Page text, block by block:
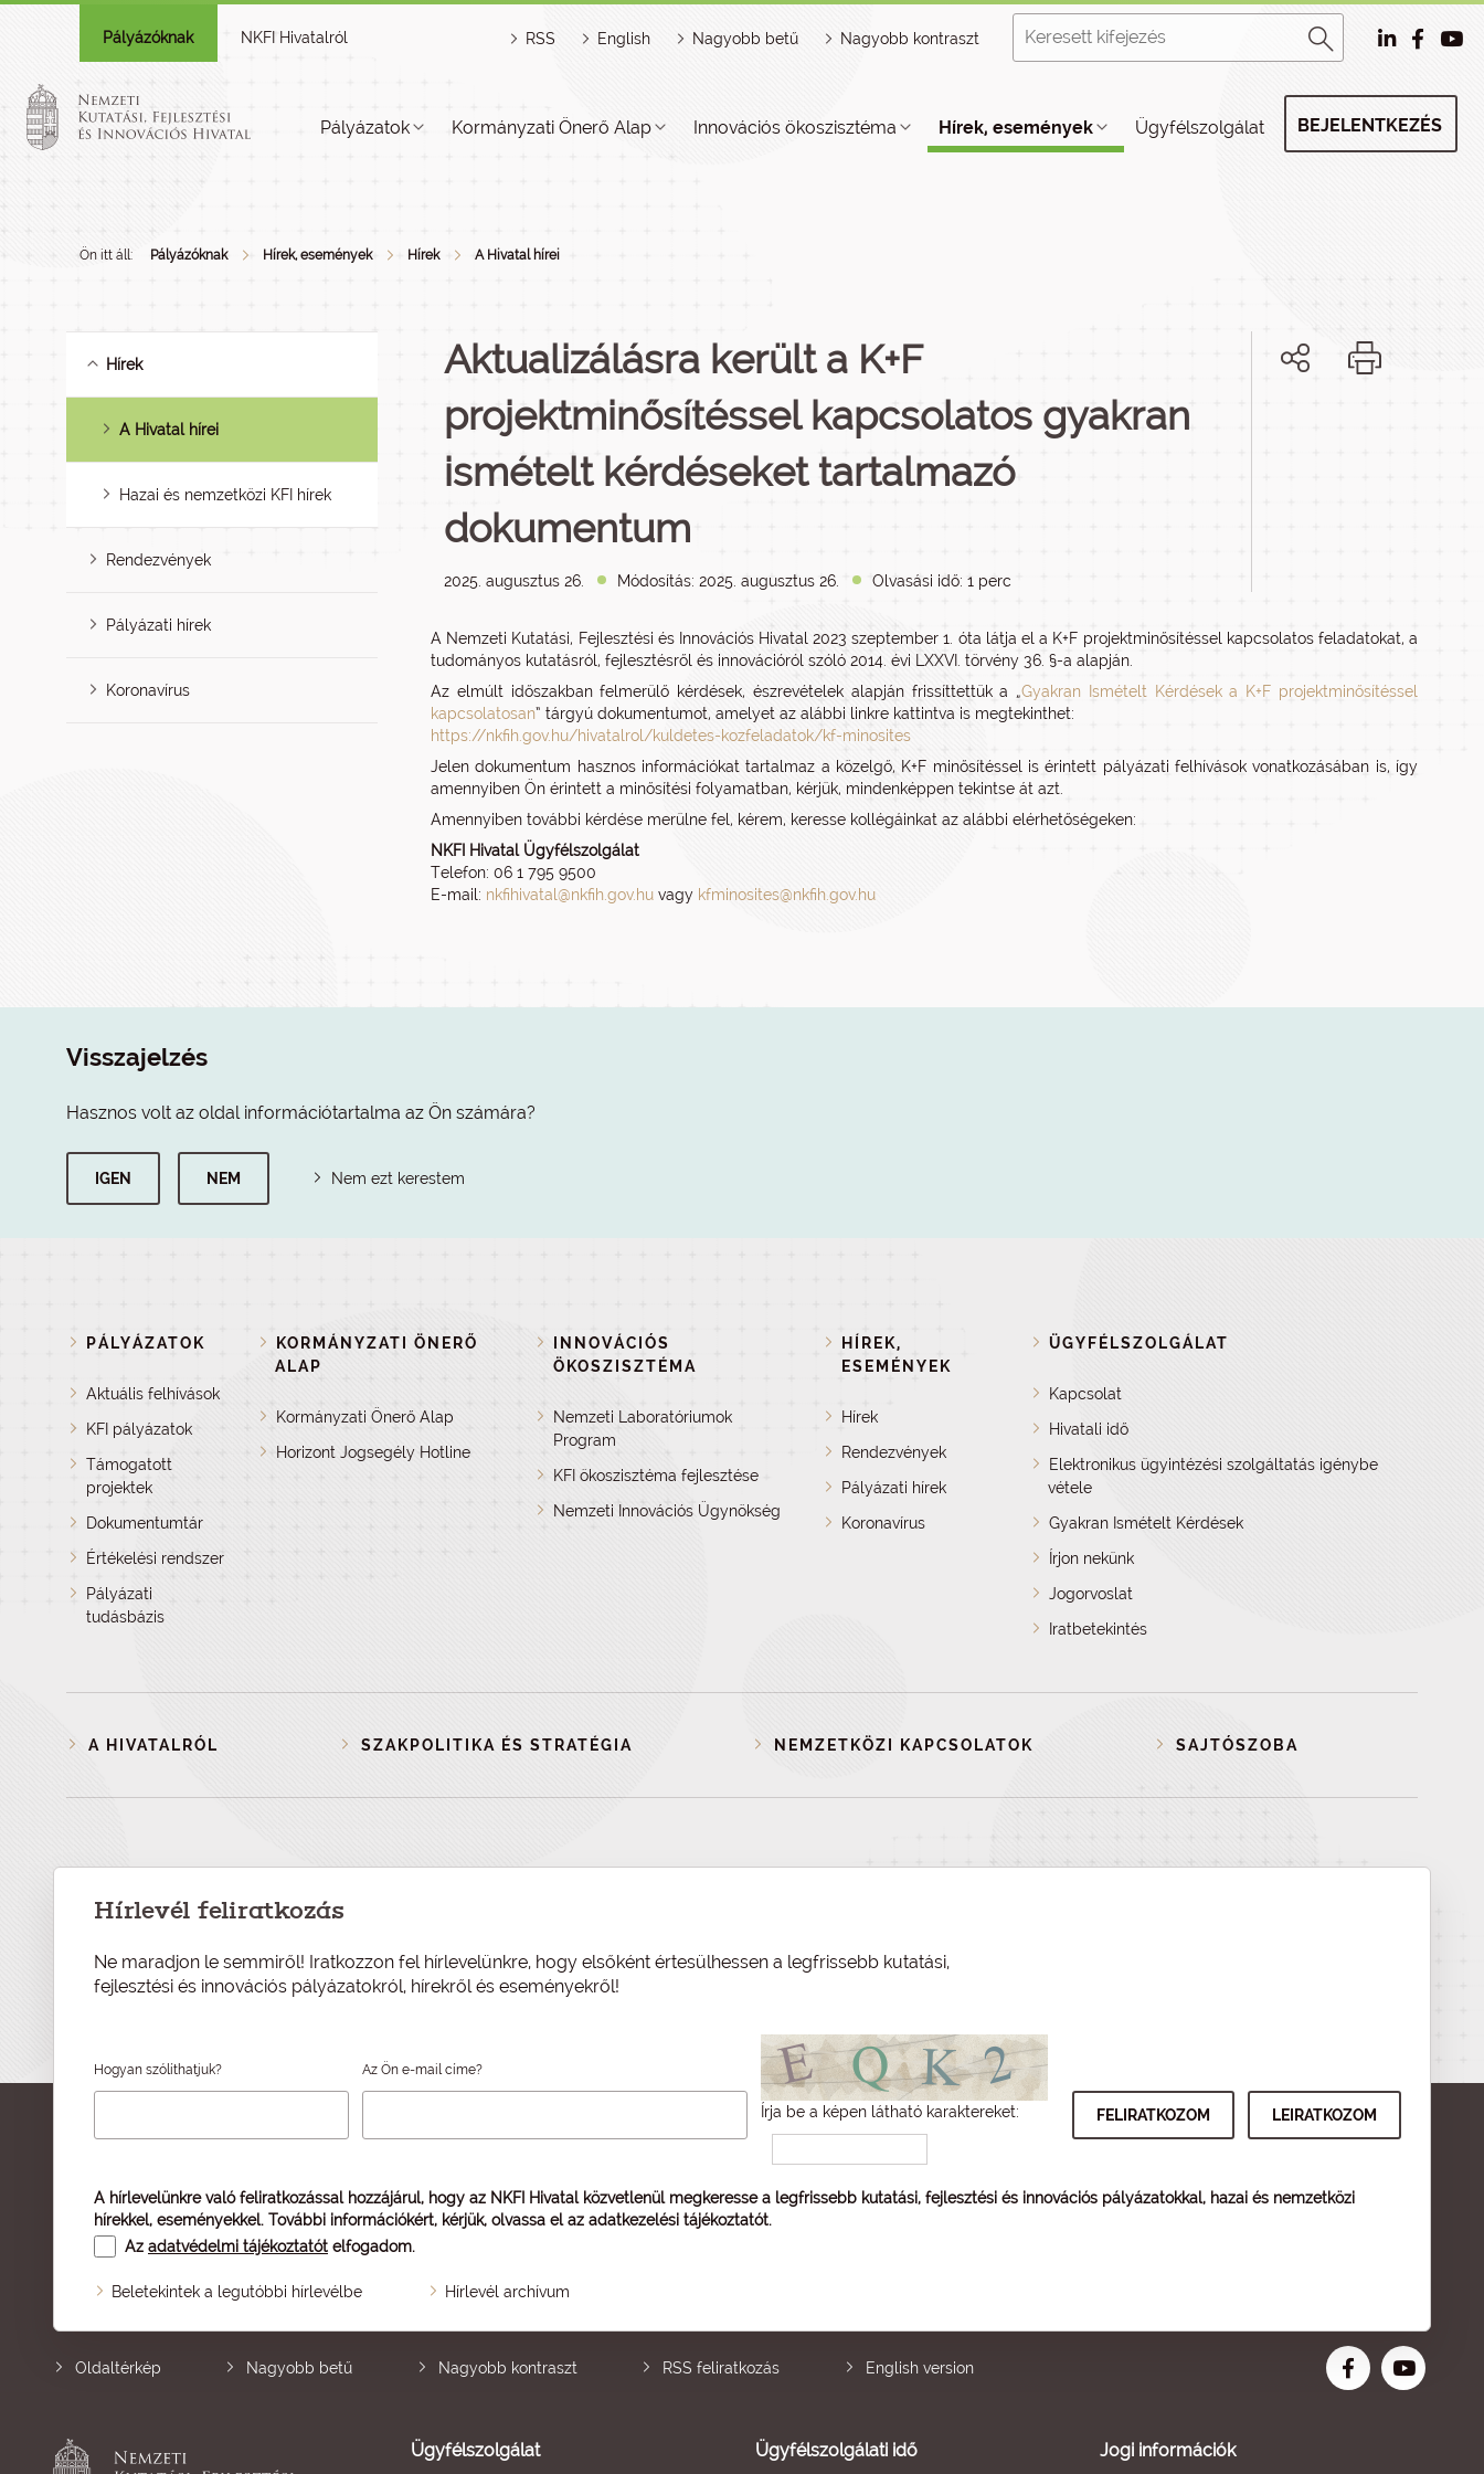
Pályázóknak NKFI Hivatalról RSS English Nagyobb betű Nagyobb kontraszt
Pályázatok Kormányzati Önerő Alap Innovációs ökoszisztéma Hírek, események Ügyfélszolgálat BEJELENTKEZÉS
Ön itt áll: Pályázóknak Hírek, események Hírek A Hivatal hírei
Hírek
A Hivatal hírei
Hazai és nemzetközi KFI hírek
Rendezvények
Pályázati hírek
Koronavírus
Aktualizálásra került a K+F
projektminősítéssel kapcsolatos gyakran
ismételt kérdéseket tartalmazó
dokumentum
2025. augusztus 26. Módosítás: 2025. augusztus 26. Olvasási idő: 1 perc
A Nemzeti Kutatási, Fejlesztési és Innovációs Hivatal 2023 szeptember 1. óta látja el a K+F projektminősítéssel kapcsolatos feladatokat, a
tudományos kutatásról, fejlesztésről és innovációról szóló 2014. évi LXXVI. törvény 36. §-a alapján.
Az elmúlt időszakban felmerülő kérdések, észrevételek alapján frissíttettük a „Gyakran Ismételt Kérdések a K+F projektminősítéssel
kapcsolatosan” tárgyú dokumentumot, amelyet az alábbi linkre kattintva is megtekinthet:
https://nkfih.gov.hu/hivatalrol/kuldetes-kozfeladatok/kf-minosites
Jelen dokumentum hasznos információkat tartalmaz a közelgő, K+F minősítéssel is érintett pályázati felhívások vonatkozásában is, így
amennyiben Ön érintett a minősítési folyamatban, kérjük, mindenképpen tekintse át azt.
Amennyiben további kérdése merülne fel, kérem, keresse kollégáinkat az alábbi elérhetőségeken:
NKFI Hivatal Ügyfélszolgálat
Telefon: 06 1 795 9500
E-mail: nkfihivatal@nkfih.gov.hu vagy kfminosites@nkfih.gov.hu
Visszajelzés
Hasznos volt az oldal információtartalma az Ön számára?
IGEN NEM Nem ezt kerestem
PÁLYÁZATOK
Aktuális felhívások
KFI pályázatok
Támogatott
projektek
Dokumentumtár
Értékelési rendszer
Pályázati
tudásbázis
KORMÁNYZATI ÖNERŐ
ALAP
Kormányzati Önerő Alap
Horizont Jogsegély Hotline
INNOVÁCIÓS
ÖKOSZISZTÉMA
Nemzeti Laboratóriumok
Program
KFI ökoszisztéma fejlesztése
Nemzeti Innovációs Ügynökség
HÍREK,
ESEMÉNYEK
Hírek
Rendezvények
Pályázati hírek
Koronavírus
ÜGYFÉLSZOLGÁLAT
Kapcsolat
Hivatali idő
Elektronikus ügyintézési szolgáltatás igénybe
vétele
Gyakran Ismételt Kérdések
Írjon nekünk
Jogorvoslat
Iratbetekintés
A HIVATALRÓL SZAKPOLITIKA ÉS STRATÉGIA NEMZETKÖZI KAPCSOLATOK SAJTÓSZOBA
Hírlevél feliratkozás
Ne maradjon le semmiről! Iratkozzon fel hírlevelünkre, hogy elsőként értesülhessen a legfrissebb kutatási,
fejlesztési és innovációs pályázatokról, hírekről és eseményekről!
Hogyan szólíthatjuk? Az Ön e-mail címe?
Írja be a képen látható karaktereket:
A hírlevelünkre való feliratkozással hozzájárul, hogy az NKFI Hivatal közvetlenül megkeresse a legfrissebb kutatási, fejlesztési és innovációs pályázatokkal, hazai és nemzetközi
hírekkel, eseményekkel. További információkért, kérjük, olvassa el az adatkezelési tájékoztatót.
Az adatvédelmi tájékoztatót elfogadom.
Beletekintek a legutóbbi hírlevélbe Hírlevél archívum
Oldaltérkép Nagyobb betű Nagyobb kontraszt RSS feliratkozás English version
Ügyfélszolgálat Ügyfélszolgálati idő Jogi információk